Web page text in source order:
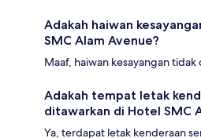
Adakah haiwan
SMC Alam Avenue?
Maaf, haiwan kesayangan tidak
Adakah tempat letak
ditawarkan di Hotel SMC
Ya, terdapat letak kenderaan